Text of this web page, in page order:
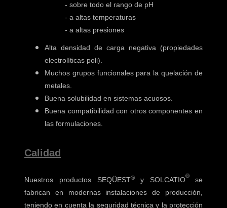
- sobre todo el rango de pH
- a altas temperaturas
- a altas presiones
Alta densidad de carga negativa (propiedades
electrolíticas poli).
Muchos grupos funcionales para la quelación de
metales.
Buena solubilidad en sistemas acuosos.
Buena compatibilidad con otros componentes en
las formulaciones.
Calidad
Nuestros productos SEQÜEST®y SOLCATIO
®
se
fabrican en modernas instalaciones de producción,
teniendo en cuenta la seguridad técnica y la protección